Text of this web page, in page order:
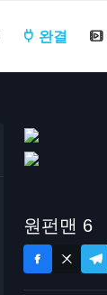
완결
원펀맨 6